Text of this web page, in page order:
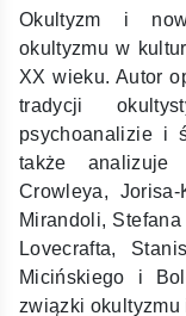
Okultyzm i
okultyzmu w
XX wieku. Autor
tradycji
psychoanalizie i
także analizuje
Crowleya,
Mirandoli,
Lovecrafta,
Micińskiego i
związki okultyzmu